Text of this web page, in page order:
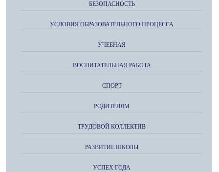
БЕЗОПАСНОСТЬ
УСЛОВИЯ ОБРАЗОВАТЕЛЬНОГО ПРОЦЕССА
УЧЕБНАЯ
ВОСПИТАТЕЛЬНАЯ РАБОТА
СПОРТ
РОДИТЕЛЯМ
ТРУДОВОЙ КОЛЛЕКТИВ
РАЗВИТИЕ ШКОЛЫ
УСПЕХ ГОДА